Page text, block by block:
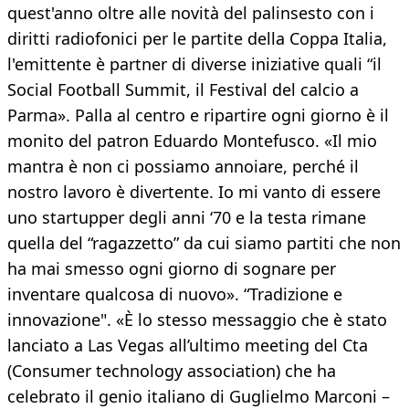
quest'anno oltre alle novità del palinsesto con i
diritti radiofonici per le partite della Coppa Italia,
l'emittente è partner di diverse iniziative quali “il
Social Football Summit, il Festival del calcio a
Parma». Palla al centro e ripartire ogni giorno è il
monito del patron Eduardo Montefusco. «Il mio
mantra è non ci possiamo annoiare, perché il
nostro lavoro è divertente. Io mi vanto di essere
uno startupper degli anni ‘70 e la testa rimane
quella del “ragazzetto” da cui siamo partiti che non
ha mai smesso ogni giorno di sognare per
inventare qualcosa di nuovo». “Tradizione e
innovazione". «È lo stesso messaggio che è stato
lanciato a Las Vegas all’ultimo meeting del Cta
(Consumer technology association) che ha
celebrato il genio italiano di Guglielmo Marconi –